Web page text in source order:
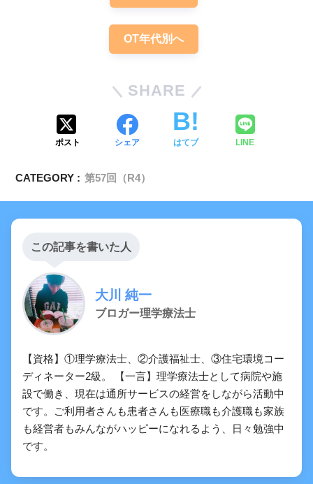
遺伝的素因
OT年代別へ
SHARE
ポスト シェア はてブ LINE
CATEGORY : 第57回（R4）
この記事を書いた人
大川 純一
ブロガー理学療法士
【資格】①理学療法士、②介護福祉士、③住宅環境コー
ディネーター2級。 【一言】理学療法士として病院や施
設で働き、現在は通所サービスの経営をしながら活動中
です。ご利用者さんも患者さんも医療職も介護職も家族
も経営者もみんながハッピーになれるよう、日々勉強中
です。